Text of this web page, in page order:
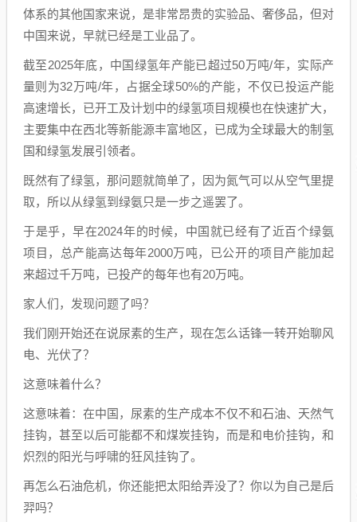
体系的其他国家来说，是非常昂贵的实验品、奢侈品，但对
中国来说，早就已经是工业品了。
截至2025年底，中国绿氢年产能已超过50万吨/年，实际产
量则为32万吨/年，占据全球50%的产能，不仅已投运产能
高速增长，已开工及计划中的绿氢项目规模也在快速扩大，
主要集中在西北等新能源丰富地区，已成为全球最大的制氢
国和绿氢发展引领者。
既然有了绿氢，那问题就简单了，因为氮气可以从空气里提
取，所以从绿氢到绿氨只是一步之遥罢了。
于是乎，早在2024年的时候，中国就已经有了近百个绿氨
项目，总产能高达每年2000万吨，已公开的项目产能加起
来超过千万吨，已投产的每年也有20万吨。
家人们，发现问题了吗？
我们刚开始还在说尿素的生产，现在怎么话锋一转开始聊风
电、光伏了？
这意味着什么？
这意味着：在中国，尿素的生产成本不仅不和石油、天然气
挂钩，甚至以后可能都不和煤炭挂钩，而是和电价挂钩，和
炽烈的阳光与呼啸的狂风挂钩了。
再怎么石油危机，你还能把太阳给弄没了？你以为自己是后
羿吗？